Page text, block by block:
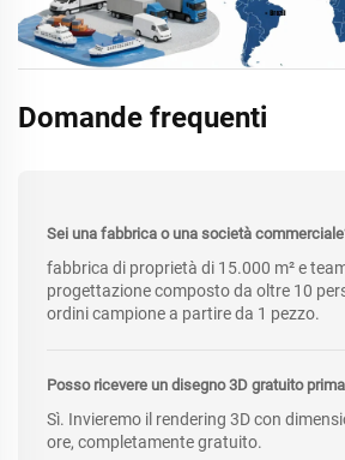
Domande frequenti
Sei una fabbrica o una società
fabbrica di proprietà di 15.000 m² e
progettazione composto da oltre 10
ordini campione a partire da 1 pezzo.
Posso ricevere un disegno 3D gratuito
Sì. Invieremo il rendering 3D con
ore, completamente gratuito.